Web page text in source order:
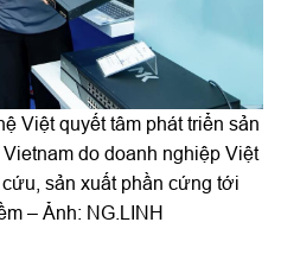
Việt quyết tâm phát triển sản
do doanh nghiệp Việt
sản xuất phần cứng tới
– Ảnh: NG.LINH